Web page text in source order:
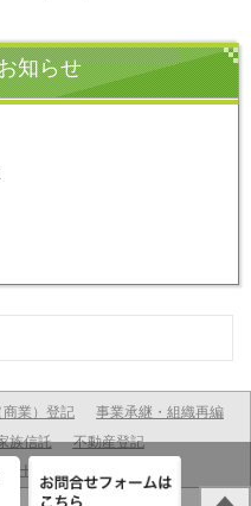
知らせ
書士事務所
業）登記
事業承継・組織再編
族信託 不動産登記